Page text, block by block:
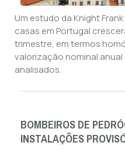
Um estudo da Knight
casas em Portugal
trimestre, em termos
valorização nominal
analisados.
BOMBEIROS DE
INSTALAÇÕES